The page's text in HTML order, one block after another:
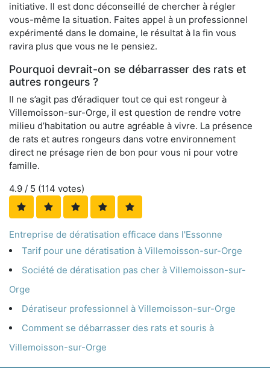
initiative. Il est donc déconseillé de chercher à régler
vous-même la situation. Faites appel à un professionnel
expérimenté dans le domaine, le résultat à la fin vous
ravira plus que vous ne le pensiez.
Pourquoi devrait-on se débarrasser des rats et
autres rongeurs ?
Il ne s’agit pas d’éradiquer tout ce qui est rongeur à
Villemoisson-sur-Orge, il est question de rendre votre
milieu d’habitation ou autre agréable à vivre. La présence
de rats et autres rongeurs dans votre environnement
direct ne présage rien de bon pour vous ni pour votre
famille.
4.9 / 5 (114 votes)
Entreprise de dératisation efficace dans l'Essonne
Tarif pour une dératisation à Villemoisson-sur-Orge
Société de dératisation pas cher à Villemoisson-sur-
Orge
Dératiseur professionnel à Villemoisson-sur-Orge
Comment se débarrasser des rats et souris à
Villemoisson-sur-Orge